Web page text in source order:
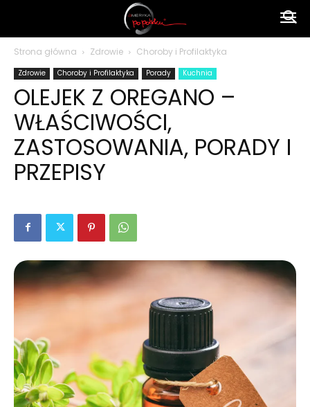
polsku
Strona główna Zdrowie Choroby i Profilaktyka
Zdrowie Choroby i Profilaktyka Porady Kuchnia
OLEJEK Z OREGANO –
WŁAŚCIWOŚCI,
ZASTOSOWANIA, PORADY I
PRZEPISY